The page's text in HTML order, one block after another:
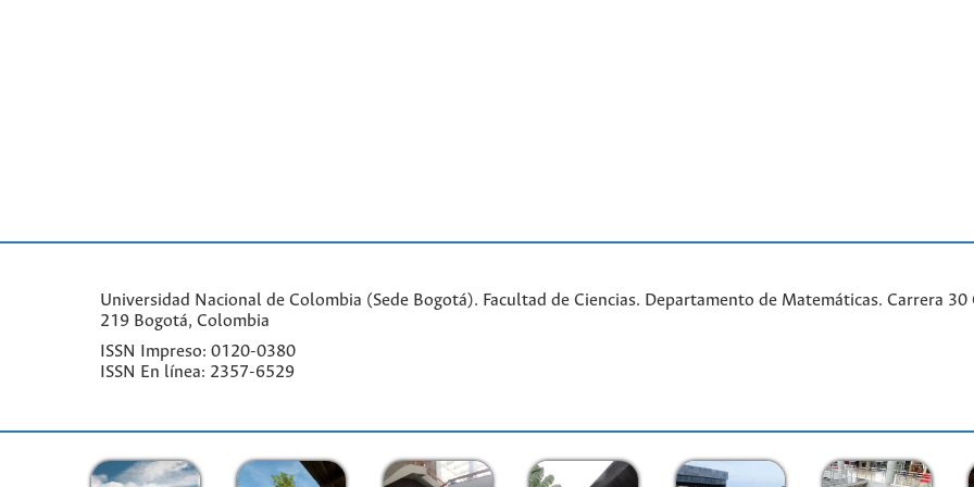
Universidad Nacional de Colombia (Sede Bogotá). Facultad de Ciencias. Departamento de Matemáticas. Carrera
219 Bogotá, Colombia
ISSN Impreso: 0120-0380
ISSN En línea: 2357-6529